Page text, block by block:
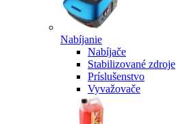
Nabíjanie
Nabíjače
Stabilizované zdroje
Príslušenstvo
Vyvažovače